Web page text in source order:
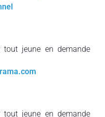
tout jeune en demande
tout jeune en demande